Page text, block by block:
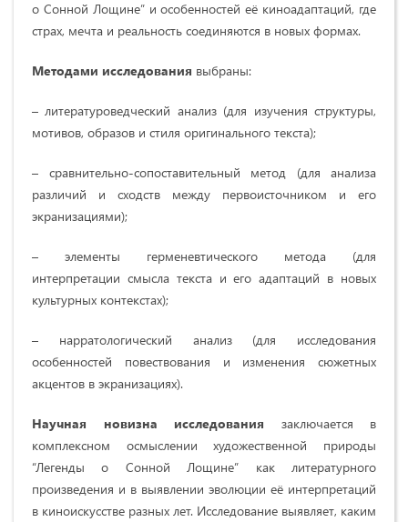
о Сонной Лощине” и особенностей её киноадаптаций, где
страх, мечта и реальность соединяются в новых формах.
Методами исследования выбраны:
– литературоведческий анализ (для изучения структуры,
мотивов, образов и стиля оригинального текста);
– сравнительно-сопоставительный метод (для анализа
различий и сходств между первоисточником и его
экранизациями);
– элементы герменевтического метода (для
интерпретации смысла текста и его адаптаций в новых
культурных контекстах);
– нарратологический анализ (для исследования
особенностей повествования и изменения сюжетных
акцентов в экранизациях).
Научная новизна исследования заключается в
комплексном осмыслении художественной природы
“Легенды о Сонной Лощине” как литературного
произведения и в выявлении эволюции её интерпретаций
в киноискусстве разных лет. Исследование выявляет, каким